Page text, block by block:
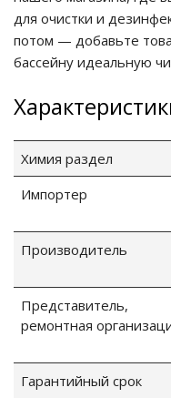
питания PDU
корпуса)
оборудование
для очистки и
потом — добавьте
бассейну идеальную
Химия раздел
Импортер
Производитель
Представитель,
ремонтная
Гарантийный срок